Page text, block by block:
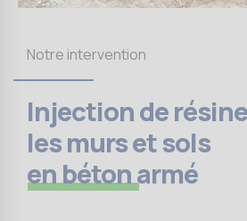
Notre intervention
Injection de
les murs et sols
en béton armé